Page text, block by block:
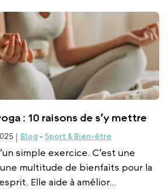
: 10 raisons de s’y mettre
Blog- Sport & Bien-être
simple exercice. C’est une
multitude de bienfaits pour la
Elle aide à amélior...